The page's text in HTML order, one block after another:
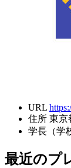
URL
住所 東京
学長（学
最近のプ